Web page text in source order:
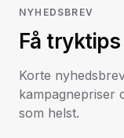
NYHEDSBREV
Få
Korte
kampagnepriser
som helst.